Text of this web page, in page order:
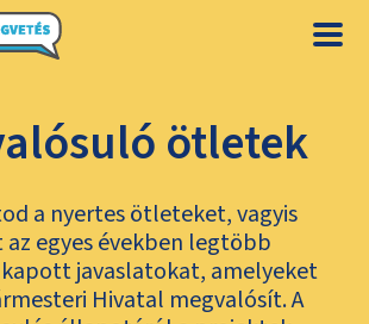
ötletek
a nyertes ötleteket, vagyis
az egyes években legtöbb
javaslatokat, amelyeket
Hivatal megvalósít. A